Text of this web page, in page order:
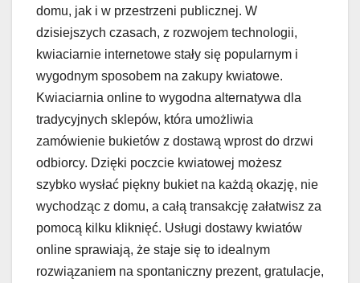
domu, jak i w przestrzeni publicznej. W
dzisiejszych czasach, z rozwojem technologii,
kwiaciarnie internetowe stały się popularnym i
wygodnym sposobem na zakupy kwiatowe.
Kwiaciarnia online to wygodna alternatywa dla
tradycyjnych sklepów, która umożliwia
zamówienie bukietów z dostawą wprost do drzwi
odbiorcy. Dzięki poczcie kwiatowej możesz
szybko wysłać piękny bukiet na każdą okazję, nie
wychodząc z domu, a całą transakcję załatwisz za
pomocą kilku kliknięć. Usługi dostawy kwiatów
online sprawiają, że staje się to idealnym
rozwiązaniem na spontaniczny prezent, gratulacje,